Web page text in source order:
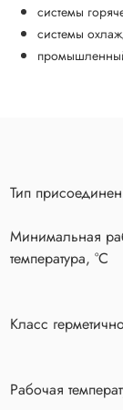
системы
системы
Тип
Минимальная
температура, °C
Класс
Рабочая